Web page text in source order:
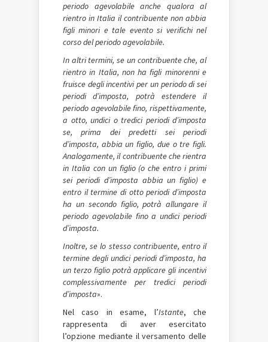
periodo agevolabile anche qualora al
rientro in Italia il contribuente non abbia
figli minori e tale evento si verifichi nel
corso del periodo agevolabile.
In altri termini, se un contribuente che, al
rientro in Italia, non ha figli minorenni e
fruisce degli incentivi per un periodo di sei
periodi d’imposta, potrà estendere il
periodo agevolabile fino, rispettivamente,
a otto, undici o tredici periodi d’imposta
se, prima dei predetti sei periodi
d’imposta, abbia un figlio, due o tre figli.
Analogamente, il contribuente che rientra
in Italia con un figlio (o che entro i primi
sei periodi d’imposta abbia un figlio) e
entro il termine di otto periodi d’imposta
ha un secondo figlio, potrà allungare il
periodo agevolabile fino a undici periodi
d’imposta.
Inoltre, se lo stesso contribuente, entro il
termine degli undici periodi d’imposta, ha
un terzo figlio potrà applicare gli incentivi
complessivamente per tredici periodi
d’imposta».
Nel caso in esame, l’Istante, che
rappresenta di aver esercitato
l’opzione mediante il versamento delle